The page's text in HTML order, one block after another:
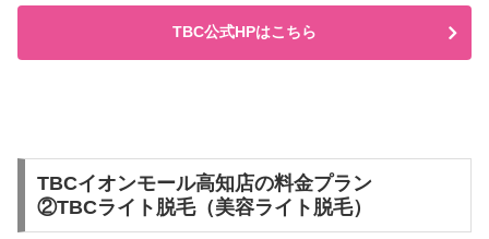
TBC公式HPはこちら
TBCイオンモール高知店の料金プラン
②TBCライト脱毛（美容ライト脱毛）